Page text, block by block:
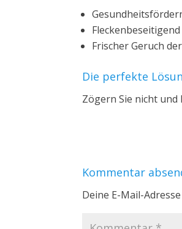
Fleckenbeseitigend
Frischer Geruch
Die perfekte
Zögern Sie nicht
Kommentar
Deine E-Mail-